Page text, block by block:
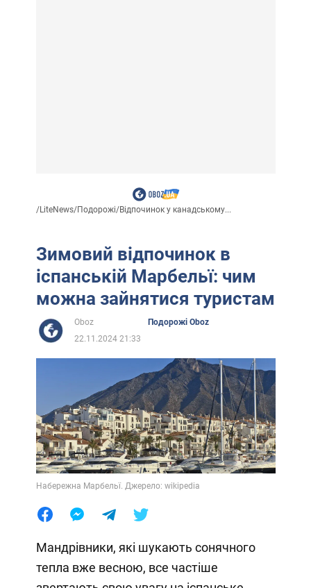
/LiteNews/Подорожі/Відпочинок у канадському...
Зимовий відпочинок в
іспанській Марбельї: чим
можна зайнятися туристам
Oboz
Подорожі Oboz
22.11.2024 21:33
Набережна Марбельї. Джерело: wikipedia
Мандрівники, які шукають сонячного
тепла вже весною, все частіше